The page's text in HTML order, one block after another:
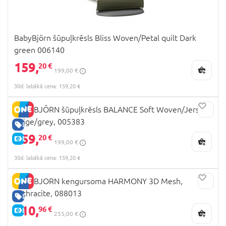
BabyBjörn šūpuļkrēsls Bliss Woven/Petal quilt Dark
green 006140
159,20 €
199,00 €
30d. labākā cena: 159,20 €
LABA CENA
E-CENA
BABYBJÖRN šūpuļkrēsls BALANCE Soft Woven/Jersey,
beige/grey, 005383
159,20 €
199,00 €
30d. labākā cena: 159,20 €
LABA CENA
E-CENA
BABYBJORN kengursoma HARMONY 3D Mesh,
anthracite, 088013
210,96 €
255,00 €